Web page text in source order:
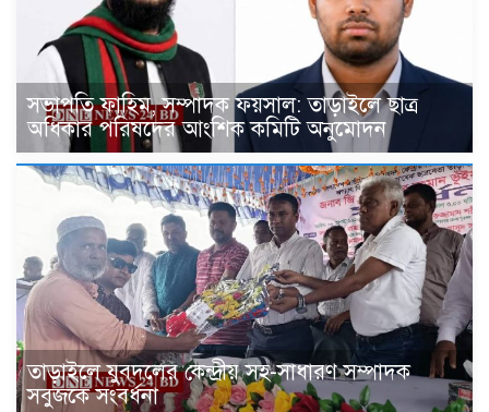
সভাপতি ফাহিম, সম্পাদক ফয়সাল: তাড়াইলে ছাত্র
অধিকার পরিষদের আংশিক কমিটি অনুমোদন
তাড়াইলে যুবদলের কেন্দ্রীয় সহ-সাধারণ সম্পাদক
সবুজকে সংবর্ধনা